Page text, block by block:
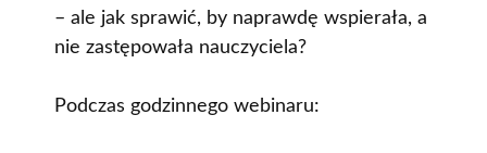
– ale jak sprawić, by naprawdę wspierała, a
nie zastępowała nauczyciela?
Podczas godzinnego webinaru: